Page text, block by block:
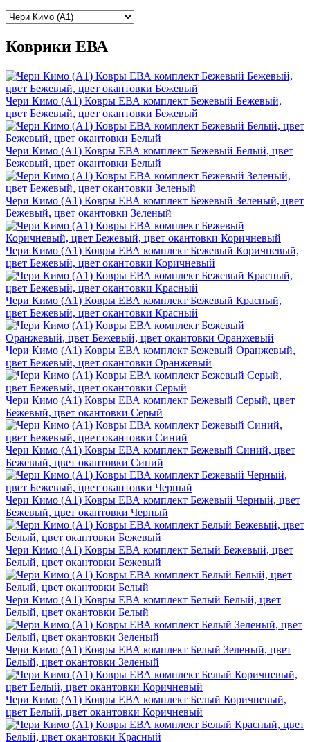
Коврики ЕВА
Чери Кимо (A1) Ковры ЕВА комплект Бежевый Бежевый,
цвет Бежевый, цвет окантовки Бежевый
Чери Кимо (A1) Ковры ЕВА комплект Бежевый Белый, цвет
Бежевый, цвет окантовки Белый
Чери Кимо (A1) Ковры ЕВА комплект Бежевый Зеленый, цвет
Бежевый, цвет окантовки Зеленый
Чери Кимо (A1) Ковры ЕВА комплект Бежевый Коричневый,
цвет Бежевый, цвет окантовки Коричневый
Чери Кимо (A1) Ковры ЕВА комплект Бежевый Красный,
цвет Бежевый, цвет окантовки Красный
Чери Кимо (A1) Ковры ЕВА комплект Бежевый Оранжевый,
цвет Бежевый, цвет окантовки Оранжевый
Чери Кимо (A1) Ковры ЕВА комплект Бежевый Серый, цвет
Бежевый, цвет окантовки Серый
Чери Кимо (A1) Ковры ЕВА комплект Бежевый Синий, цвет
Бежевый, цвет окантовки Синий
Чери Кимо (A1) Ковры ЕВА комплект Бежевый Черный, цвет
Бежевый, цвет окантовки Черный
Чери Кимо (A1) Ковры ЕВА комплект Белый Бежевый, цвет
Белый, цвет окантовки Бежевый
Чери Кимо (A1) Ковры ЕВА комплект Белый Белый, цвет
Белый, цвет окантовки Белый
Чери Кимо (A1) Ковры ЕВА комплект Белый Зеленый, цвет
Белый, цвет окантовки Зеленый
Чери Кимо (A1) Ковры ЕВА комплект Белый Коричневый,
цвет Белый, цвет окантовки Коричневый